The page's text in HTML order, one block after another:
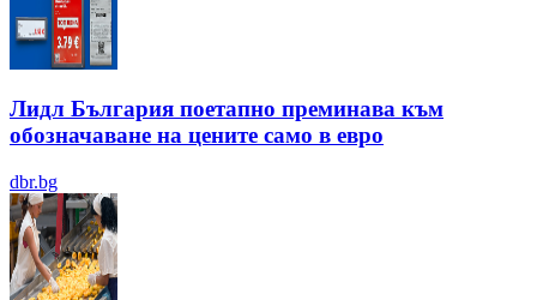
Лидл България поетапно преминава към
обозначаване на цените само в евро
dbr.bg